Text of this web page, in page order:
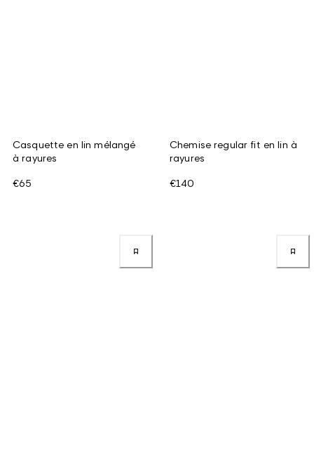
Casquette en lin mélangé
à rayures
€65
Chemise regular fit en lin à
rayures
€140